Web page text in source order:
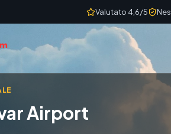
Valutato 4,6/5
Airport